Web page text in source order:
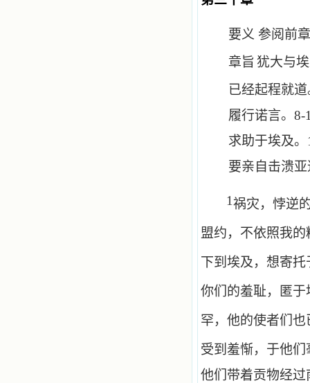
要义 参阅前
章旨 犹大与
已经起程就道
履行诺言。 8-
求助于埃及。
要亲自击溃
1祸灾，悖逆
盟约，不依照我
下到埃及，想寄
你们的羞耻，匿
罕，他的使者们
受到羞惭，于他
他们带着贡物经